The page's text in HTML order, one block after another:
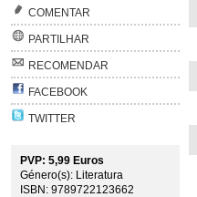
COMENTAR
PARTILHAR
RECOMENDAR
FACEBOOK
TWITTER
PVP: 5,99 Euros
Género(s): Literatura
ISBN: 9789722123662